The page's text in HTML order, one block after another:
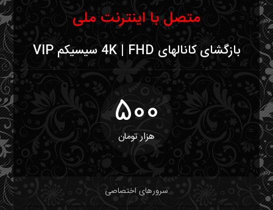
متصل با اینترنت ملی
بازگشای کانالهای 4K | FHD سیسیکم VIP
500
هزار تومان
سرورهای اختصاصی